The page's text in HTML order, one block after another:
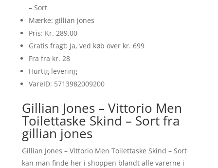
– Sort
Mærke: gillian jones
Pris: Kr. 289.00
Gratis fragt: Ja, ved køb over kr. 699
Fra fra kr. 28
Hurtig levering
VareID: 5713982009200
Gillian Jones – Vittorio Men
Toilettaske Skind – Sort fra
gillian jones
Gillian Jones – Vittorio Men Toilettaske Skind – Sort
kan man finde her i shoppen blandt alle varerne i